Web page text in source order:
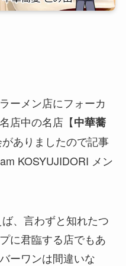
ーメン店にフォーカ
店中の名店【中華蕎
ありましたので記事
KOSYUJIDORI メン
、言わずと知れたつ
に君臨する店でもあ
ーワンは間違いな